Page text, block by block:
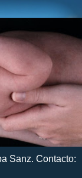
Sanz. Contacto: